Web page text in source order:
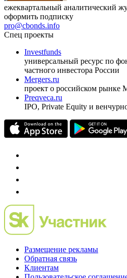
оформить подписку
pro@cbonds.info
Спец проекты
Investfunds
универсальный ресурс по
частного инвестора России
проект о российском рынке
Preqveca.ru